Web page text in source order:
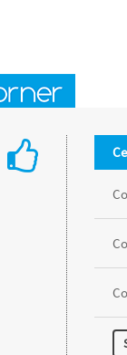
vendus dans la limite